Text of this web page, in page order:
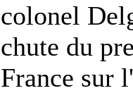
colonel
chute du
France sur